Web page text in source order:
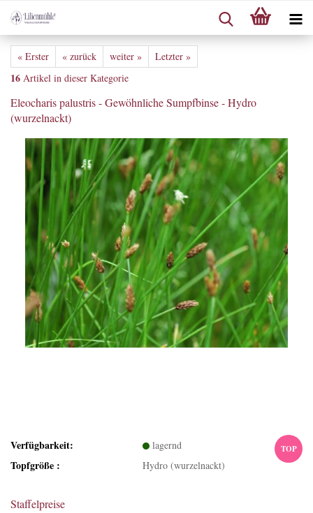
« Erster « zurück weiter » Letzter »
16 Artikel in dieser Kategorie
Eleocharis palustris - Gewöhnliche Sumpfbinse - Hydro
(wurzelnackt)
TOP
Verfügbarkeit: lagernd
Topfgröße : Hydro (wurzelnackt)
Staffelpreise